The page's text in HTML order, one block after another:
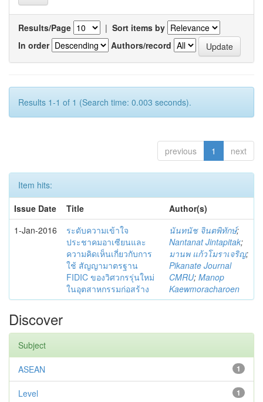
Results/Page | Sort items by
In order
Authors/record
Results 1-1 of 1 (Search time: 0.003 seconds).
previous 1 next
Item hits:
Issue Date
Title
Author(s)
1-Jan-2016
ระดับความเข้าใจ
ประชาคมอาเซียนและ
ความคิดเห็นเกี่ยวกับการ
ใช้ สัญญามาตรฐาน
FIDIC ของวิศวกรรุ่นใหม่
ในอุตสาหกรรมก่อสร้าง
นันทนัช จินตพิทักษ์;
Nantanat Jintapitak;
มานพ แก้วโมราเจริญ;
Pikanate Journal
CMRU; Manop
Kaewmoracharoen
Discover
Subject
1
ASEAN
1
Level